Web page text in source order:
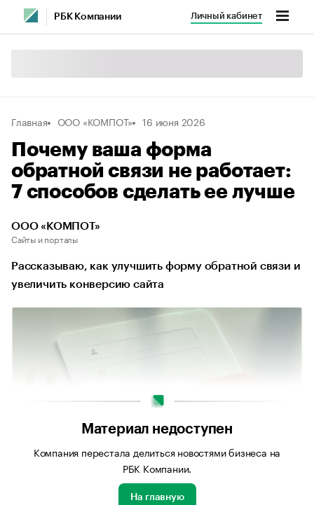
РБК Компании Личный кабинет
Главная ООО «КОМПОТ» 16 июня 2026
Почему ваша форма
обратной связи не работает:
7 способов сделать ее лучше
ООО «КОМПОТ»
Сайты и порталы
Рассказываю, как улучшить форму обратной связи и
увеличить конверсию сайта
Материал недоступен
Компания перестала делиться новостями бизнеса на
РБК Компании.
На главную